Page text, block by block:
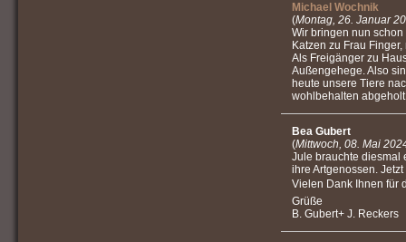
Michael Wochnik
(Montag, 26. Januar
Wir bringen nun
Katzen zu Frau
Als Freigänger zu
Außengehege. Also
heute unsere Tiere
wohlbehalten
Bea Gubert
(Mittwoch, 08. Mai
Jule brauchte diesmal
ihre Artgenossen.
Vielen Dank Ihnen für
Grüße
B. Gubert+ J. Reckers